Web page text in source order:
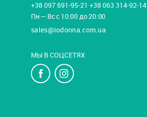
+38 097 691-95-21 +38 063 314-92-14
Пн — Вс с 10:00 до 20:00
sales@iodonna.com.ua
МЫ В СОЦСЕТЯХ